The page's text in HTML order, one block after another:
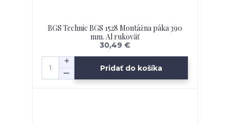
BGS Technic BGS 1528 Montážna páka 390
mm. Al rukoväť
30,49 €
Pridať do košíka